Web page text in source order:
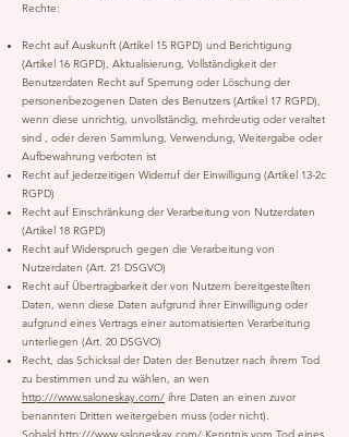
Rechte:
Recht auf Auskunft (Artikel 15 RGPD) und Berichtigung
(Artikel 16 RGPD), Aktualisierung, Vollständigkeit der
Benutzerdaten Recht auf Sperrung oder Löschung der
personenbezogenen Daten des Benutzers (Artikel 17 RGPD),
wenn diese unrichtig, unvollständig, mehrdeutig oder veraltet
sind , oder deren Sammlung, Verwendung, Weitergabe oder
Aufbewahrung verboten ist
Recht auf jederzeitigen Widerruf der Einwilligung (Artikel 13-2c
RGPD)
Recht auf Einschränkung der Verarbeitung von Nutzerdaten
(Artikel 18 RGPD)
Recht auf Widerspruch gegen die Verarbeitung von
Nutzerdaten (Art. 21 DSGVO)
Recht auf Übertragbarkeit der von Nutzern bereitgestellten
Daten, wenn diese Daten aufgrund ihrer Einwilligung oder
aufgrund eines Vertrags einer automatisierten Verarbeitung
unterliegen (Art. 20 DSGVO)
Recht, das Schicksal der Daten der Benutzer nach ihrem Tod
zu bestimmen und zu wählen, an wen
http:///www.saloneskay.com/ ihre Daten an einen zuvor
benannten Dritten weitergeben muss (oder nicht).